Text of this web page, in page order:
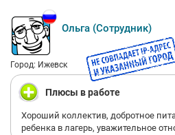
Ольга (Сотрудник)
Город: Ижевск
Плюсы в работе
Хороший коллектив, добротное
ребенка в лагерь, уважительное